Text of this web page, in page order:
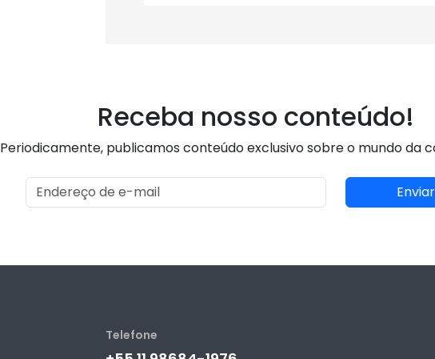
Receba nosso conteúdo!
Periodicamente, publicamos conteúdo exclusivo sobre o mundo da
Enviar
Telefone